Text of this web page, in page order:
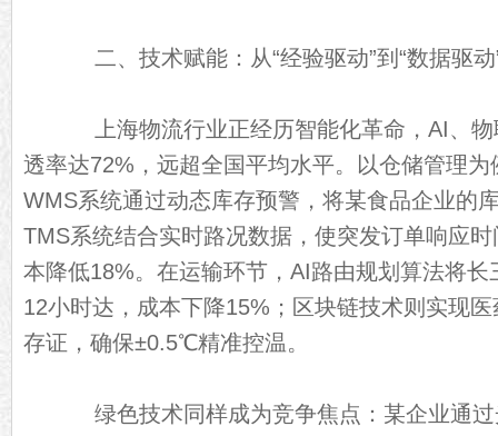
二、技术赋能：从“经验驱动”到“数据驱动
上海物流行业正经历智能化革命，AI、物
透率达72%，远超全国平均水平。以仓储管理
WMS系统通过动态库存预警，将某食品企业的
TMS系统结合实时路况数据，使突发订单响应
本降低18%。在运输环节，AI路由规划算法将
12小时达，成本下降15%；区块链技术则实现
存证，确保±0.5℃精准控温。
绿色技术同样成为竞争焦点：某企业通过